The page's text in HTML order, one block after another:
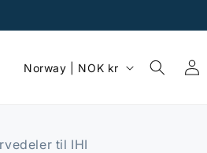
n
Norway | NOK kr
Log
in
til IHI